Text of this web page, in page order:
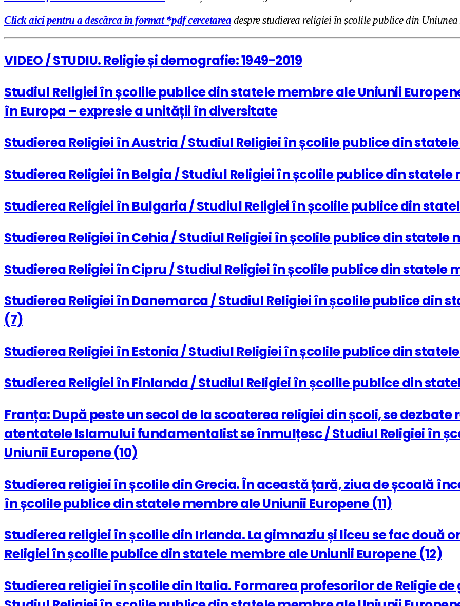
Click aici pentru a descărca în format *pdf cercetarea despre studierea religiei în școlile publice din
VIDEO / STUDIU. Religie și demografie: 1949-2019
Studiul Religiei în școlile publice din statele membre ale Uniunii
în Europa – expresie a unității în diversitate
Studierea Religiei în Austria / Studiul Religiei în școlile publice din
Studierea Religiei în Belgia / Studiul Religiei în școlile publice din
Studierea Religiei în Bulgaria / Studiul Religiei în școlile publice din
Studierea Religiei în Cehia / Studiul Religiei în școlile publice din statele
Studierea Religiei în Cipru / Studiul Religiei în școlile publice din statele
Studierea Religiei în Danemarca / Studiul Religiei în școlile publice din
(7)
Studierea Religiei în Estonia / Studiul Religiei în școlile publice din
Studierea Religiei în Finlanda / Studiul Religiei în școlile publice din
Franța: După peste un secol de la scoaterea religiei din școli, se
atentatele Islamului fundamentalist se înmulțesc / Studiul Religiei în
Uniunii Europene (10)
Studierea religiei în școlile din Grecia. În această țară, ziua de școală
în școlile publice din statele membre ale Uniunii Europene (11)
Studierea religiei în școlile din Irlanda. La gimnaziu și liceu se fac două
Religiei în școlile publice din statele membre ale Uniunii Europene (12)
Studierea religiei în școlile din Italia. Formarea profesorilor de Religie